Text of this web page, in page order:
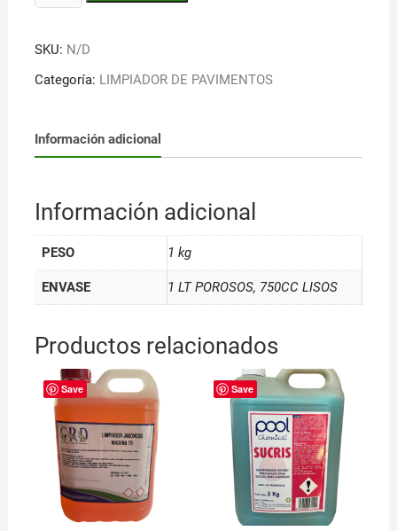
DE
cantidad
SKU: N/D
Categoría: LIMPIADOR DE PAVIMENTOS
Información adicional
Información adicional
PESO 1 kg
ENVASE 1 LT POROSOS, 750CC LISOS
Productos relacionados
Save Save